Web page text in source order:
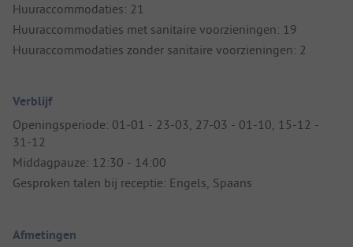
Huuraccommodaties: 21
Huuraccommodaties met sanitaire voorzieningen: 19
Huuraccommodaties zonder sanitaire voorzieningen: 2
Verblijf
Openingsperiode: 01-01 - 23-03, 27-03 - 01-10, 15-12 -
31-12
Middagpauze: 12:30 - 14:00
Gesproken talen bij receptie: Engels, Spaans
Afmetingen